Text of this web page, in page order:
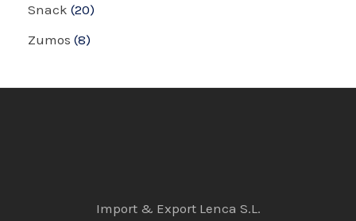
Snack 20
Zumos 8
Import & Export Lenca S.L.